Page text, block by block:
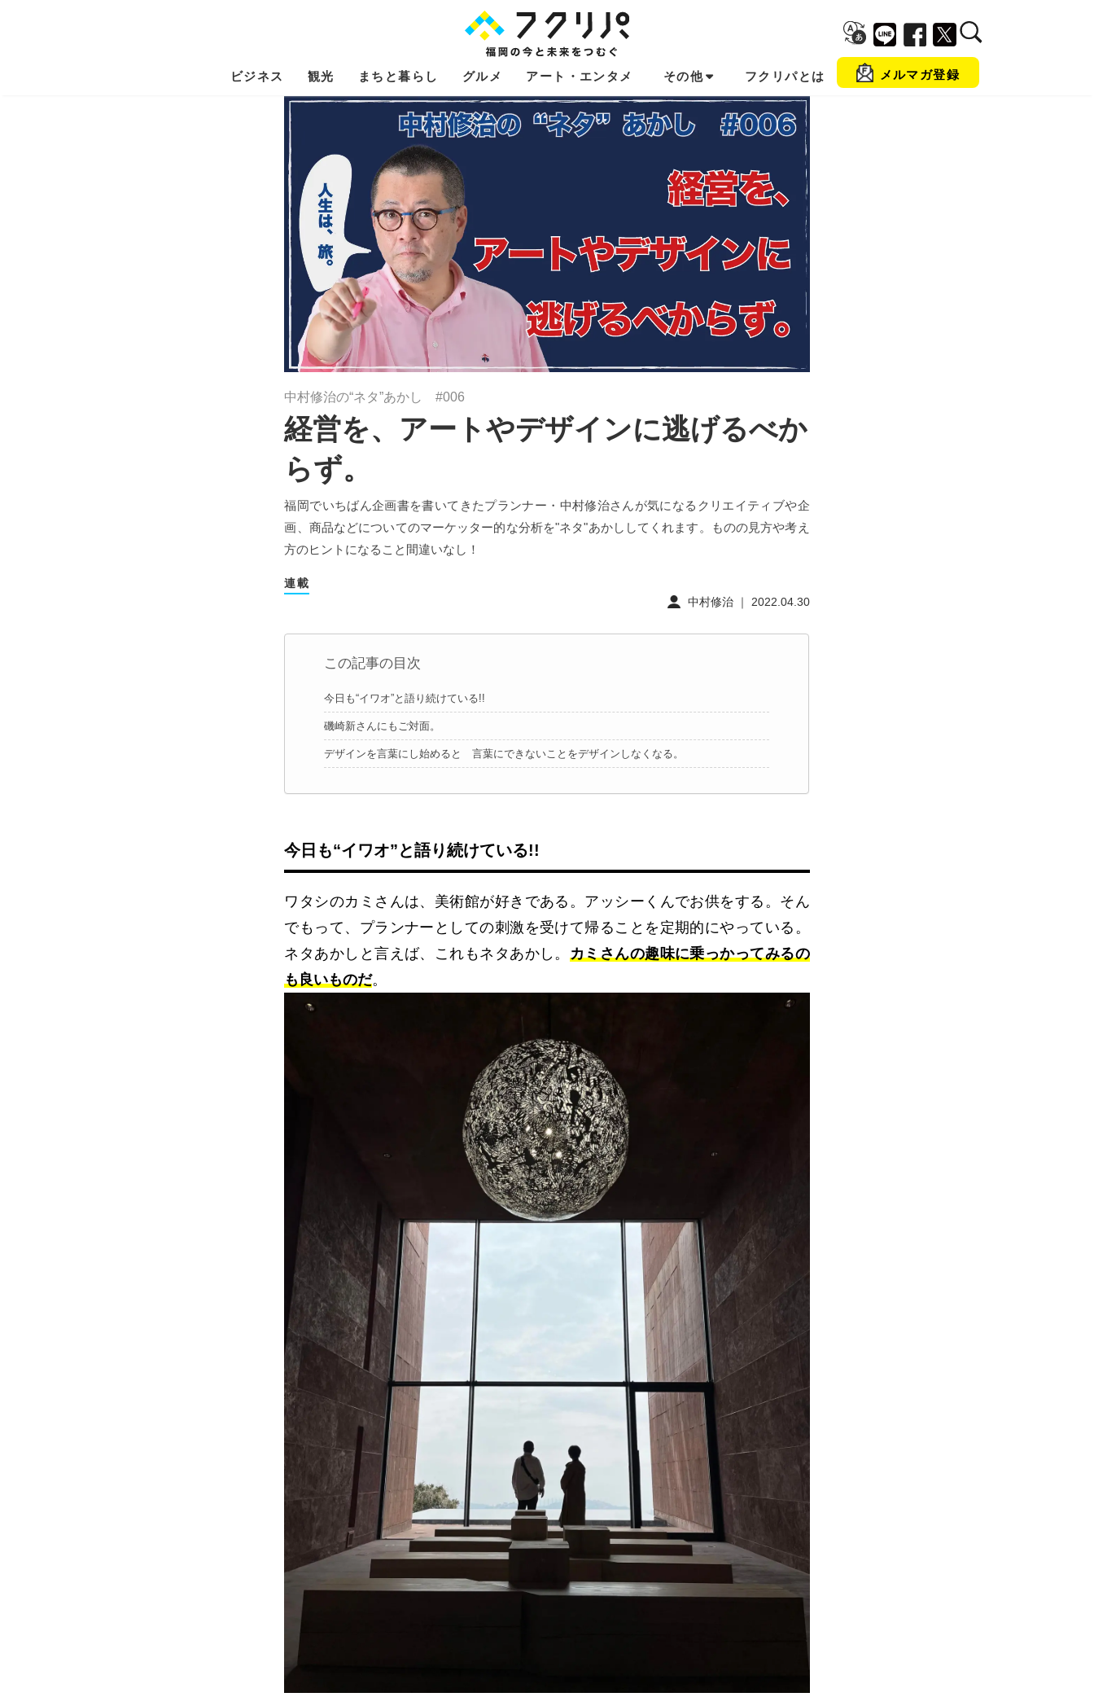
ビジネス 観光 まちと暮らし グルメ アート・エンタメ その他
これからのお金
福岡あるある
連載
不動産コラム
フクリパとは メルマガ登録
中村修治の“ネタ”あかし #006
経営を、アートやデザインに逃げるべか
らず。
福岡でいちばん企画書を書いてきたプランナー・中村修治さんが気になるクリエイティブや企
画、商品などについてのマーケッター的な分析を"ネタ"あかししてくれます。ものの見方や考え
方のヒントになること間違いなし！
連載
中村修治 ｜ 2022.04.30
この記事の目次
今日も“イワオ”と語り続けている!!
磯崎新さんにもご対面。
デザインを言葉にし始めると 言葉にできないことをデザインしなくなる。
今日も“イワオ”と語り続けている!!
ワタシのカミさんは、美術館が好きである。アッシーくんでお供をする。そん
でもって、プランナーとしての刺激を受けて帰ることを定期的にやっている。
ネタあかしと言えば、これもネタあかし。 カミさんの趣味に乗っかってみるの
も良いものだ。